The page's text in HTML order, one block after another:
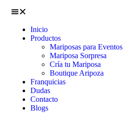
Inicio
Productos
Mariposas para Eventos
Mariposa Sorpresa
Cría tu Mariposa
Boutique Aripoza
Franquicias
Dudas
Contacto
Blogs